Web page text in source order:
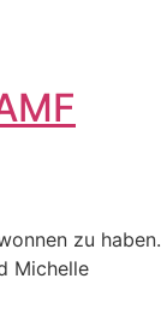
zu haben.
Michelle